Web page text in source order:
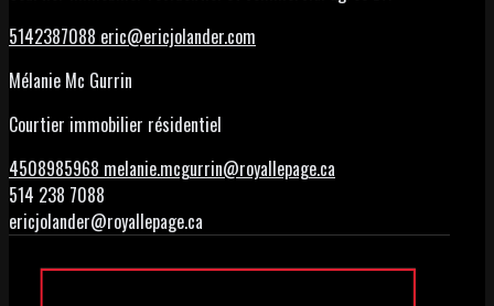
5142387088 eric@ericjolander.com
Mélanie Mc Gurrin
Courtier immobilier résidentiel
4508985968 melanie.mcgurrin@royallepage.ca
514 238 7088
ericjolander@royallepage.ca